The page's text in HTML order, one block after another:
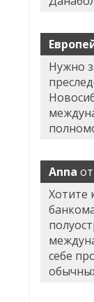
Нужно
Anna
Хотите
себе